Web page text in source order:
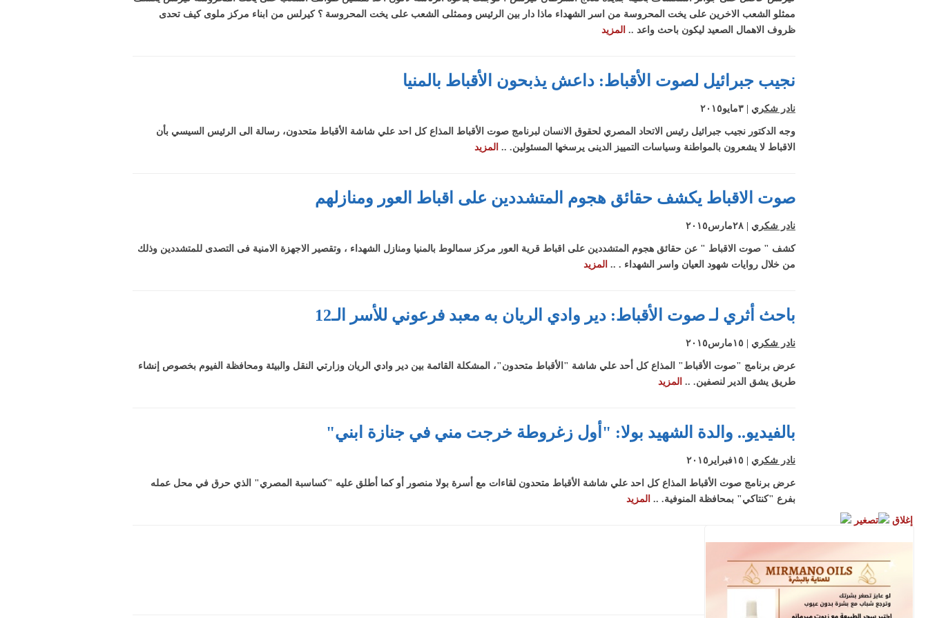
إغلاق تصغير
بالمحافظات
بالفيديو.. مناظرة
على الهواء مباشرة
التظاهر في
الكاتدرائية
بالفيديو.. المتحدث
باسم "لا للأحزاب
البشر"
ممثلو الشعب الاخرين على يخت المحروسة من اسر الشهداء ماذا دار بين الرئيس وممثلى الشعب على يخت المحروسة ؟ كيرلس من ابناء مركز ملوى كيف تحدى
ظروف الاهمال الصعيد ليكون باحث واعد .. المزيد
نجيب جبرائيل لصوت الأقباط: داعش يذبحون الأقباط بالمنيا
نادر شكري
وجه الدكتور نجيب جبرائيل رئيس الاتحاد المصري لحقوق الانسان لبرنامج صوت الأقباط المذاع كل احد علي شاشة الأقباط متحدون، رسالة الى الرئيس السيسي بأن
الاقباط لا يشعرون بالمواطنة وسياسات التمييز الدينى يرسخها المسئولين. .. المزيد
صوت الاقباط يكشف حقائق هجوم المتشددين على اقباط العور ومنازلهم
نادر شكري
كشف " صوت الاقباط " عن حقائق هجوم المتشددين على اقباط قرية العور مركز سمالوط بالمنيا ومنازل الشهداء ، وتقصير الاجهزة الامنية فى التصدى للمتشددين وذلك
من خلال روايات شهود العيان واسر الشهداء . .. المزيد
باحث أثري لـ صوت الأقباط: دير وادي الريان به معبد فرعوني للأسر الـ12
نادر شكري
عرض برنامج "صوت الأقباط" المذاع كل أحد علي شاشة "الأقباط متحدون"، المشكلة القائمة بين دير وادي الريان وزارتي النقل والبيئة ومحافظة الفيوم بخصوص إنشاء
طريق يشق الدير لنصفين. .. المزيد
بالفيديو.. والدة الشهيد بولا: "أول زغروطة خرجت مني في جنازة ابني"
نادر شكري
عرض برنامج صوت الأقباط المذاع كل احد علي شاشة الأقباط متحدون لقاءات مع أسرة بولا منصور أو كما أطلق عليه "كساسبة المصري" الذي حرق في محل عمله
بفرع "كنتاكي" بمحافظة المنوفية. .. المزيد